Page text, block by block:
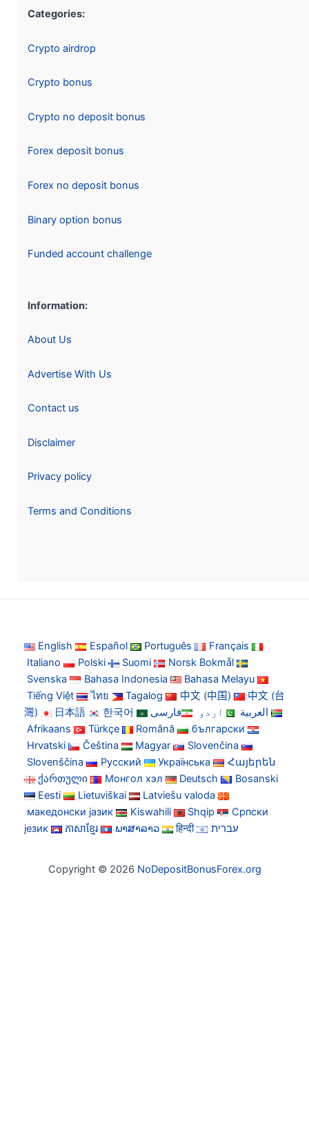
Categories:
Crypto airdrop
Crypto bonus
Crypto no deposit bonus
Forex deposit bonus
Forex no deposit bonus
Binary option bonus
Funded account challenge
Information:
About Us
Advertise With Us
Contact us
Disclaimer
Privacy policy
Terms and Conditions
English Español Português
Français
Italiano
Polski Suomi
Norsk Bokmål
Svenska
Bahasa Indonesia
Bahasa Melayu
Tiếng Việt
ไทย Tagalog 中文 (中国)
中文 (台
灣)
日本語 한국어 العربية اردو
فارسی
Afrikaans
Türkçe Română
български
Hrvatski
Čeština Magyar
Slovenčina
Slovenščina
Русский Українська
Հայերեն
ქართული
Монгол хэл Deutsch
Bosanski
Eesti
Lietuviškai
Latviešu valoda
македонски јазик
Kiswahili Shqip
Српски
језик
ភាសាខ្មែរ ພາສາລາວ हिन्दी עברית
Copyright © 2026 NoDepositBonusForex.org